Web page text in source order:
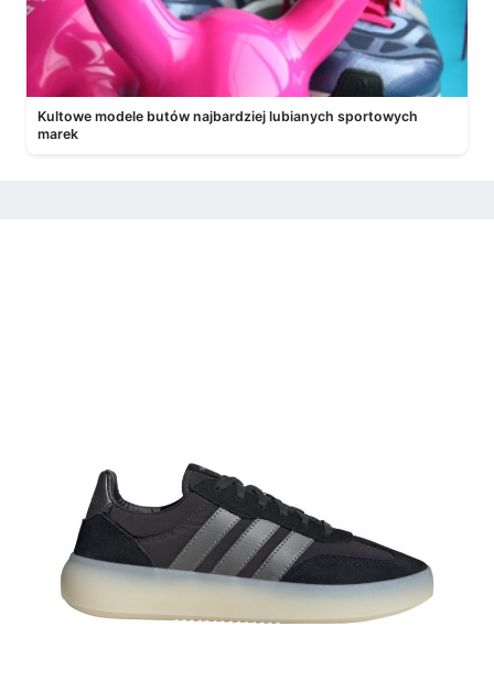
Kultowe modele butów najbardziej lubianych sportowych
marek